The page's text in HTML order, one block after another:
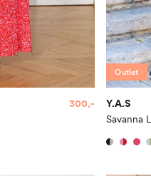
300,-
Outlet
Y.A.S
Savanna